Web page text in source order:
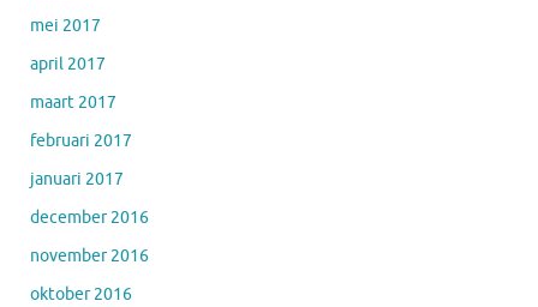
mei 2017
april 2017
maart 2017
februari 2017
januari 2017
december 2016
november 2016
oktober 2016